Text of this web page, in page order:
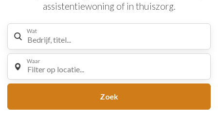
assistentiewoning of in thuiszorg.
Wat
Waar
Filter op locatie...
Zoek